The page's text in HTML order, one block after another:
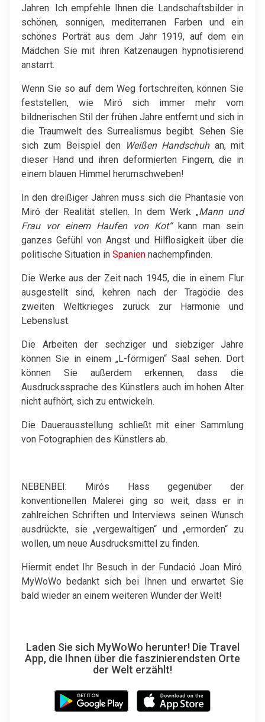
Jahren. Ich empfehle Ihnen die Landschaftsbilder in
schönen, sonnigen, mediterranen Farben und ein
schönes Porträt aus dem Jahr 1919, auf dem ein
Mädchen Sie mit ihren Katzenaugen hypnotisierend
anstarrt.
Wenn Sie so auf dem Weg fortschreiten, können Sie
feststellen, wie Miró sich immer mehr vom
bildnerischen Stil der frühen Jahre entfernt und sich in
die Traumwelt des Surrealismus begibt. Sehen Sie
sich zum Beispiel den Weißen Handschuhan, mit
dieser Hand und ihren deformierten Fingern, die in
einem blauen Himmel herumschweben!
In den dreißiger Jahren muss sich die Phantasie von
Miró der Realität stellen. In dem Werk „Mann und
Frau vor einem Haufen von Kot“kann man sein
ganzes Gefühl von Angst und Hilflosigkeit über die
politische Situation in Spanien nachempfinden.
Die Werke aus der Zeit nach 1945, die in einem Flur
ausgestellt sind, kehren nach der Tragödie des
zweiten Weltkrieges zurück zur Harmonie und
Lebenslust.
Die Arbeiten der sechziger und siebziger Jahre
können Sie in einem „L-förmigen“ Saal sehen. Dort
können Sie außerdem erkennen, dass die
Ausdruckssprache des Künstlers auch im hohen Alter
nicht aufhört, sich zu entwickeln.
Die Dauerausstellung schließt mit einer Sammlung
von Fotographien des Künstlers ab.
NEBENBEI: Mirós Hass gegenüber der
konventionellen Malerei ging so weit, dass er in
zahlreichen Schriften und Interviews seinen Wunsch
ausdrückte, sie „vergewaltigen“ und „ermorden“ zu
wollen, um neue Ausdrucksmittel zu finden.
Hiermit endet Ihr Besuch in der Fundació Joan Miró.
MyWoWo bedankt sich bei Ihnen und erwartet Sie
bald wieder an einem weiteren Wunder der Welt!
Laden Sie sich MyWoWo herunter! Die Travel
App, die Ihnen über die faszinierendsten Orte
der Welt erzählt!